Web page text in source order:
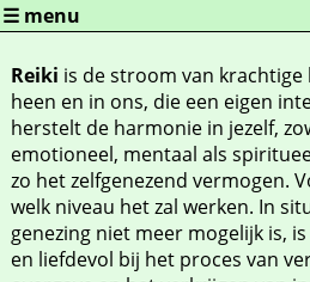
Overslaan en naar de algemene
☰ menu
Reiki is de stroom van
heen en in ons, die een eigen
herstelt de harmonie in jezelf,
emotioneel, mentaal als
zo het zelfgenezend vermogen.
welk niveau het zal werken. In
genezing niet meer mogelijk is,
en liefdevol bij het proces van